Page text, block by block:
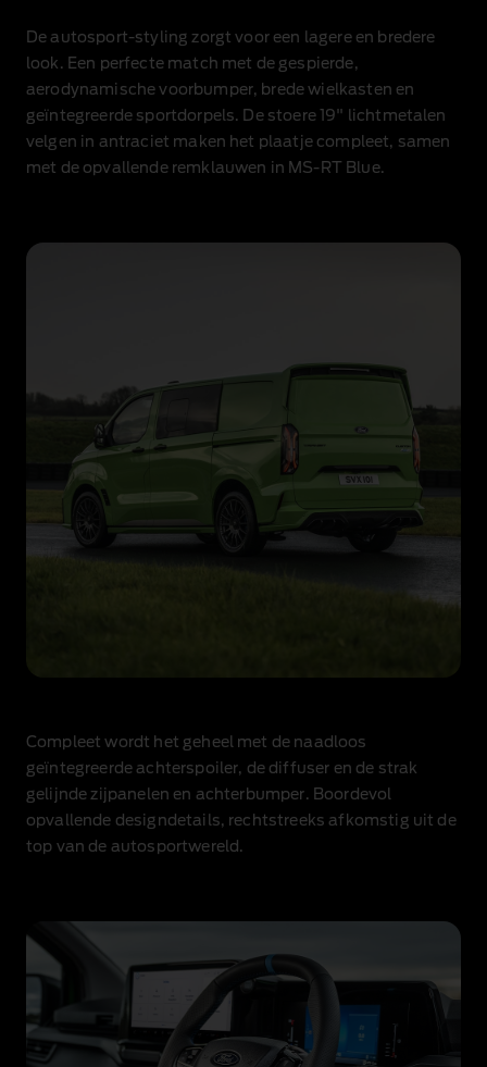
Transit
Custom
MS-
RT
rijdt
op
een
De autosport‑styling zorgt voor een lagere en bredere
look. Een perfecte match met de gespierde,
aerodynamische voorbumper, brede wielkasten en
geïntegreerde sportdorpels. De stoere 19" lichtmetalen
velgen in antraciet maken het plaatje compleet, samen
met de opvallende remklauwen in MS‑RT Blue.
Compleet wordt het geheel met de naadloos
geïntegreerde achterspoiler, de diffuser en de strak
gelijnde zijpanelen en achterbumper. Boordevol
opvallende designdetails, rechtstreeks afkomstig uit de
top van de autosportwereld.